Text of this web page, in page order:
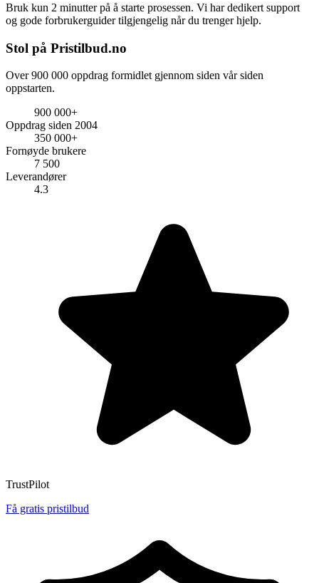
Bruk kun 2 minutter på å starte prosessen. Vi har dedikert support
og gode forbrukerguider tilgjengelig når du trenger hjelp.
Stol på Pristilbud.no
Over 900 000 oppdrag formidlet gjennom siden vår siden
oppstarten.
900 000+
Oppdrag siden 2004
350 000+
Fornøyde brukere
7 500
Leverandører
4.3
TrustPilot
Få gratis pristilbud